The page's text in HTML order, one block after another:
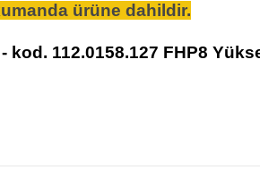
ürüne dahildir.
kod. 112.0158.127 FHP8